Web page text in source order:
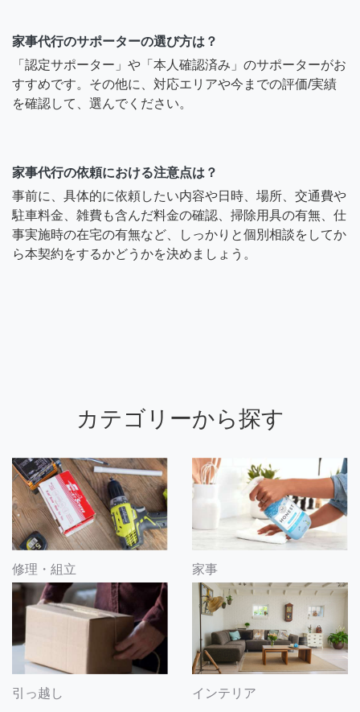
家事代行のサポーターの選び方は？
「認定サポーター」や「本人確認済み」のサポーターがお
すすめです。その他に、対応エリアや今までの評価/実績
を確認して、選んでください。
家事代行の依頼における注意点は？
事前に、具体的に依頼したい内容や日時、場所、交通費や
駐車料金、雑費も含んだ料金の確認、掃除用具の有無、仕
事実施時の在宅の有無など、しっかりと個別相談をしてか
ら本契約をするかどうかを決めましょう。
カテゴリーから探す
修理・組立 家事
引っ越し インテリア